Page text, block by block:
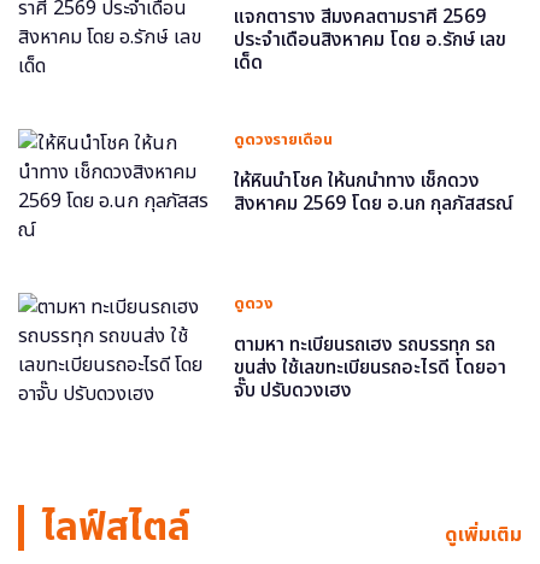
แจกตาราง สีมงคลตามราศี 2569
ประจำเดือนสิงหาคม โดย อ.รักษ์ เลข
เด็ด
ดูดวงรายเดือน
ให้หินนำโชค ให้นกนำทาง เช็กดวง
สิงหาคม 2569 โดย อ.นก กุลภัสสรณ์
ดูดวง
ตามหา ทะเบียนรถเฮง รถบรรทุก รถ
ขนส่ง ใช้เลขทะเบียนรถอะไรดี โดยอา
จั๊บ ปรับดวงเฮง
ไลฟ์สไตล์ ดูเพิ่มเติม